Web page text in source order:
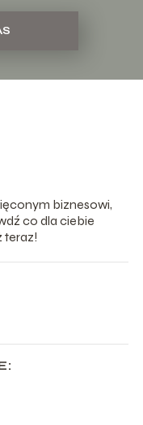
biznesowi,
co dla ciebie
teraz!